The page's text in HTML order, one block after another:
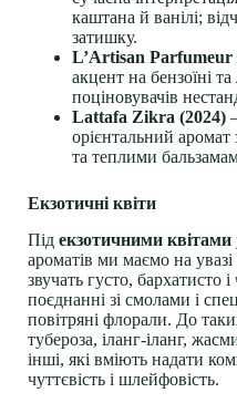
каштана й ванілі;
затишку.
L’Artisan
акцент на бензоїні та
поціновувачів
Lattafa Zikra (2024)
орієнтальний
та теплими
Екзотичні квіти
Під екзотичними квітами
ароматів ми маємо на
звучать густо, бархатисто
поєднанні зі смолами і
повітряні флорали. До
тубероза, іланг-іланг,
інші, які вміють надати
чуттєвість і шлейфовість.